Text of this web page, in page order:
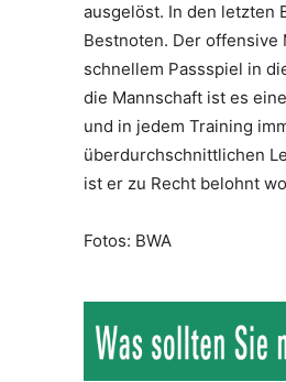
ausgelöst. In den letzten
Bestnoten. Der
schnellem Passspiel in
die Mannschaft ist es
und in jedem Training
überdurchschnittlichen
ist er zu Recht belohnt
Fotos: BWA